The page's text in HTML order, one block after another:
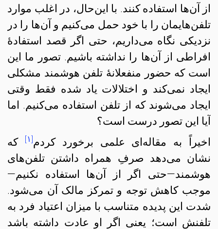
از آن‌ها استفاده کنند. با این‌حال، در اغلب موارد
تلفن‌‌هایمان را با خود حمل می‌کنیم و آن‌‌ها را در
نزدیکی‌ نگاه می‌داریم، حتی اگر قصد استفادهٔ
افراطی از آن‌‌ها را نداشته باشیم. تصور ما این
است که حضور منفعلانهٔ تلفن هوشمند مشکلی
ایجاد نمی‌کند و اختلالات یاد شده فقط وقتی
ایجاد می‌شوند که از تلفن استفاده می‌کنیم. اما
آیا این تصور درست است؟
اخیراً به مقاله‌ای علمی برخورد کردم[۱]
که
نشان می‌دهد صرفِ همراه داشتن تلفن‌های
هوشمند—حتی اگر از آن‌ها استفاده نکنیم—
موجب کاهش توجه و تمرکز مالک آن می‌شود.
شدت این پدیده متناسب با میزان اعتیاد فرد به
تلفنش است؛ یعنی اگر او عادت داشته باشد